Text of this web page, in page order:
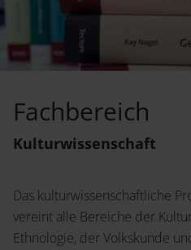
Der Verlag
Über uns
Fachbereiche
Wissenschaftlich
Fachbereich
Kultur­wissenschaft
Das kulturwissenschaftliche
vereint alle Bereiche der
Ethnologie, der Volkskunde